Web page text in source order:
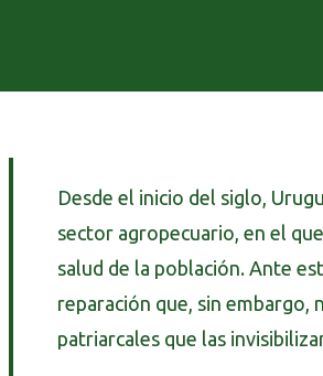
Desde el inicio del siglo,
sector agropecuario, en el
salud de la población. Ante
reparación que, sin
patriarcales que las